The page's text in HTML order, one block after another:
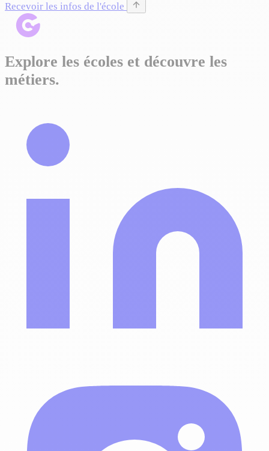
Recevoir les infos de l'école
Explore les écoles et découvre les
métiers.